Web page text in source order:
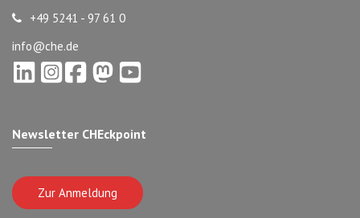
+49 5241 - 97 61 0
info@che.de
Newsletter CHEckpoint
Zur Anmeldung